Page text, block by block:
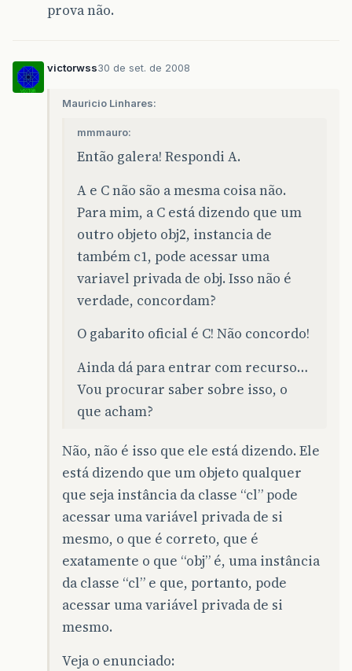
prova não.
victorwss30 de set. de 2008
Mauricio Linhares:
mmmauro:
Então galera! Respondi A.
A e C não são a mesma coisa não.
Para mim, a C está dizendo que um
outro objeto obj2, instancia de
também c1, pode acessar uma
variavel privada de obj. Isso não é
verdade, concordam?
O gabarito oficial é C! Não concordo!
Ainda dá para entrar com recurso…
Vou procurar saber sobre isso, o
que acham?
Não, não é isso que ele está dizendo. Ele
está dizendo que um objeto qualquer
que seja instância da classe “cl” pode
acessar uma variável privada de si
mesmo, o que é correto, que é
exatamente o que “obj” é, uma instância
da classe “cl” e que, portanto, pode
acessar uma variável privada de si
mesmo.
Veja o enunciado: